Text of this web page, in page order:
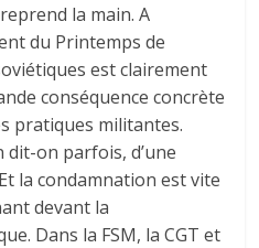
la main. A
du Printemps de
est clairement
conséquence concrète
pratiques militantes.
dit-on parfois, d’une
la condamnation est vite
devant la
Dans la FSM, la CGT et